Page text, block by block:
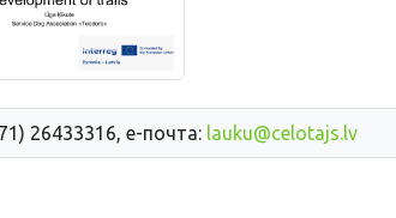
26433316, е-почта: lauku@celotajs.lv